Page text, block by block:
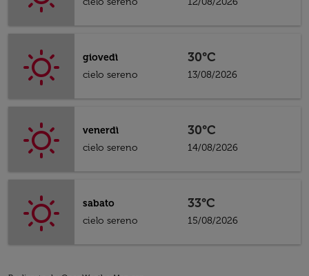
giovedì
cielo sereno
30°C
13/08/2026
venerdì
cielo sereno
30°C
14/08/2026
sabato
cielo sereno
33°C
15/08/2026